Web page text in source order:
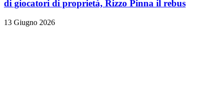
di giocatori di proprietà, Rizzo Pinna il rebus
13 Giugno 2026